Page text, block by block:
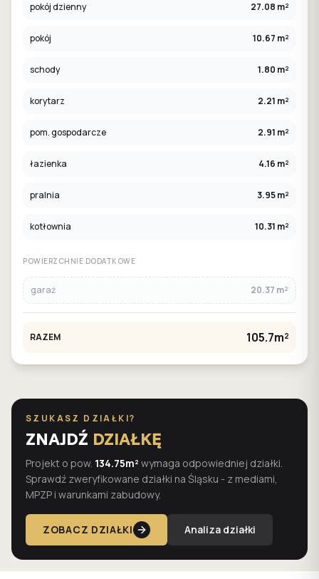
pokój dzienny 27.08 m²
pokój 10.67 m²
schody 1.80 m²
korytarz 2.21 m²
pom. gospodarcze 2.91 m²
łazienka 4.16 m²
pralnia 3.95 m²
kotłownia 10.31 m²
POWIERZCHNIE DODATKOWE
garaż 20.37 m²
RAZEM 105.7m²
SZUKASZ DZIAŁKI?
ZNAJDŹ DZIAŁKĘ
Projekt o pow. 134.75m² wymaga odpowiedniej działki.
Sprawdź zweryfikowane działki na Śląsku - z mediami,
MPZP i warunkami zabudowy.
ZOBACZ DZIAŁKI Analiza działki